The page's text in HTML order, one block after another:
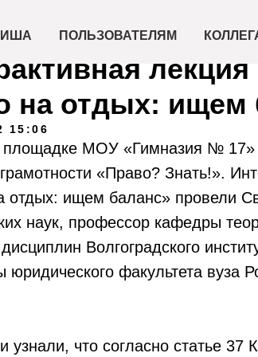
ПОЛЬЗОВАТЕЛЯМ
на отдых: ищем
15:06
площадке МОУ «Гимназия № 17»
«Право? Знать!».
отдых: ищем баланс» провели
наук, профессор кафедры
Волгоградского
юридического факультета вуза
узнали, что согласно статье 37